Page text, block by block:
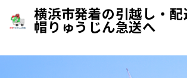
横浜市発着の引越し・
帽りゅうじん急送へ